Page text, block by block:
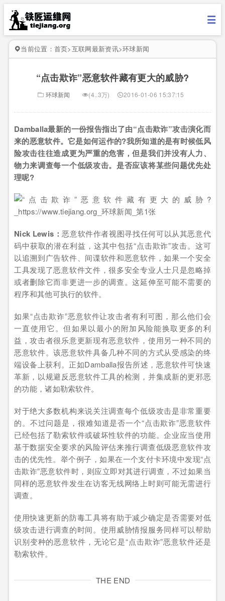
当前位置： 首页>互联网最新资讯>环球新闻
“点击欺诈”恶意软件藏有更大的威胁?
环球新闻 (4..3万) 2016-01-06 15:37:15
Damballa最新的一份报告指出了由“点击欺诈”攻击演化而
来的恶意软件。它是如何运作的?我所知道的是有时候低风
险攻击往往造成更为严重的危害，但是我们并没有人力、
物力来调查每一个低级攻击。是否应该将某些问题优先处
理呢?
Nick Lewis：恶意软件作者视图寻找任何可以从其恶意代
码中获取的潜在利益，这其中包括“点击欺诈”攻击。这可
以追溯到广告软件、间谍软件和恶意软件，如果一个安全
工具发现了恶意软件文件，很多安全专业人士只是忽略掉
或者删除它而非更进一步的调查。这延伸至可能不需要的
程序和其他可执行的软件。
如果“点击欺诈”恶意软件让攻击者有利可图，那么他们会
一直使用它。但如果以最小的附加风险能换取更多的利
益，攻击者很乐意更新现有恶意软件，使用另一种不同的
恶意软件。该恶意软件具备几种不同的方式从受感染的终
端设备上获利。正如Damballa报告所述，恶意软件可快速
革新，以规避反恶意软件工具的检测，并集成新的更邪恶
的功能，诸如勒索软件。
对于绝大多数机构来说关注调查每个低级攻击是非常重要
的。不过问题是，很难知道是否一个“点击欺诈”恶意软件
已经包括了勒索软件或破坏性软件的功能。企业应当使用
基于数据安全要求的风险评估来推行调查低级恶意软件攻
击的优先性。举个例子，如果在一个支付卡环境中发现“点
击欺诈”恶意软件时，则应立即对其进行调查，不过如果当
同样的恶意软件发生在访客无线网络上时则可能无需进行
调查。
使用快速更新的防毒工具将有助于减少确定是否需要对低
级攻击进行调查的时间。使用威胁情报服务同样可以帮助
识别变种的恶意软件，无论它是“点击欺诈”恶意软件还是
勒索软件。
THE END